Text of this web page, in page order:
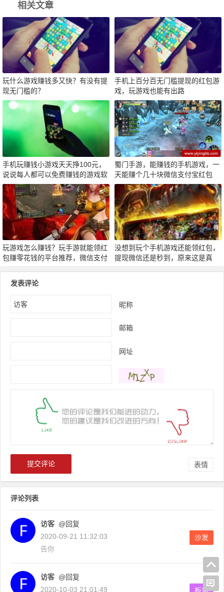
相关文章
玩什么游戏赚钱多又快？有没有提
现无门槛的？
手机上百分百无门槛提现的红包游
戏，玩游戏也能有出路
手机玩赚钱小游戏天天挣100元，
说说每人都可以免费赚钱的游戏软
件
蜀门手游，能赚钱的手机游戏，一
天能赚个几十块微信支付宝红包
玩游戏怎么赚钱？玩手游就能领红
包赚零花钱的平台推荐，微信支付
没想到玩个手机游戏还能领红包，
提现微信还是秒到，原来这是真
发表评论
昵称
邮箱
网址
表情
评论列表
访客 @回复
2020-09-21 11:32:03
沙发
告你
访客 @回复
2020-10-03 21:01:49